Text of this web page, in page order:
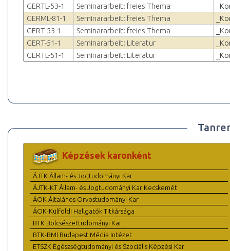
GERTL-53-1
Seminararbeit: freies Thema
GERML-81-1
Seminararbeit: freies Thema
GERT-53-1
Seminararbeit: freies Thema
GERT-51-1
Seminararbeit: Literatur
GERTL-51-1
Seminararbeit: Literatur
Képzések karonként
ÁJTK Állam- és Jogtudományi Kar
ÁJTK-KT Állam- és Jogtudományi Kar Kecskemét
ÁOK Általános Orvostudományi Kar
ÁOK-Külföldi Hallgatók Titkársága
BTK Bölcsészettudományi Kar
BTK-BMI Budapest Média Intézet
ETSZK Egészségtudományi és Szociális Képzési Kar